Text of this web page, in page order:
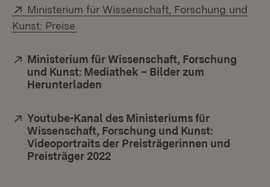
Extern:
Ministerium für Wissenschaft, Forschung und
Kunst: Preise
Extern:
Ministerium für Wissenschaft, Forschung
und Kunst: Mediathek – Bilder zum
Herunterladen
Extern:
Youtube-Kanal des Ministeriums für
Wissenschaft, Forschung und Kunst:
Videoportraits der Preisträgerinnen und
Preisträger 2022